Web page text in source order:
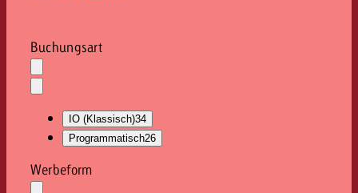
Buchungsart
Auswahl
löschen
Dropdown
öffnen
IO (Klassisch)34
Programmatisch26
Werbeform